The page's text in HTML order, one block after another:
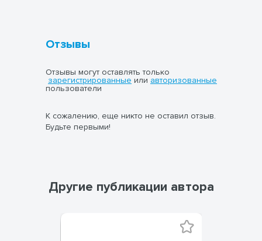
Отзывы
Отзывы могут оставлять только
зарегистрированные или авторизованные
пользователи
К сожалению, еще никто не оставил отзыв.
Будьте первыми!
Другие публикации автора